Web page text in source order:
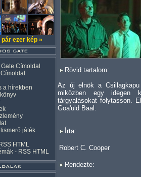
pár ezer kép »
Címoldal
a hírekben
játék
RSS HTML
- RSS HTML
Rövid tartalom:
Az új elnök a Csillagkapu
miközben egy idegen
tárgyalásokat folytasson.
Goa'uld Baal.
Írta:
Robert C. Cooper
Rendezte: